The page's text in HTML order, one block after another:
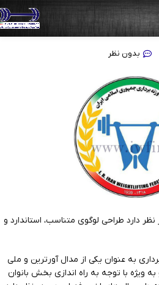
طراحی کنید!
بدون نظر
دارد طراحی لوگوی متناسب، استاندارد و
به عنوان یکی از مدال آورترین و ملی
ویژه با توجه به راه اندازی بخش بانوان